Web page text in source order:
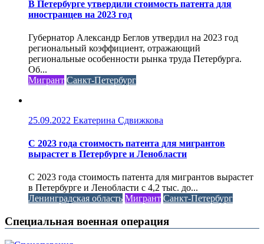
В Петербурге утвердили стоимость патента для
иностранцев на 2023 год
Губернатор Александр Беглов утвердил на 2023 год
региональный коэффициент, отражающий
региональные особенности рынка труда Петербурга.
Об...
Мигрант Санкт-Петербург
25.09.2022 Екатерина Сдвижкова
С 2023 года стоимость патента для мигрантов
вырастет в Петербурге и Ленобласти
С 2023 года стоимость патента для мигрантов вырастет
в Петербурге и Ленобласти с 4,2 тыс. до...
Ленинградская область Мигрант Санкт-Петербург
Специальная военная операция